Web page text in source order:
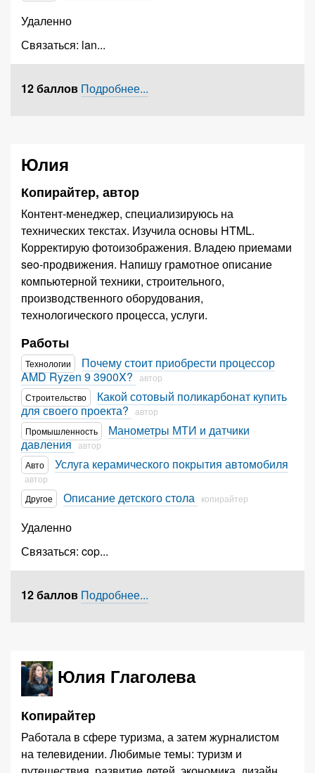
Удаленно
Связаться: lan...
12 баллов Подробнее...
Юлия
Копирайтер, автор
Контент-менеджер, специализируюсь на
технических текстах. Изучила основы HTML.
Корректирую фотоизображения. Владею приемами
seo-продвижения. Напишу грамотное описание
компьютерной техники, строительного,
производственного оборудования,
технологического процесса, услуги.
Работы
Технологии
Почему стоит приобрести процессор
AMD Ryzen 9 3900X? автор
Строительство
Какой сотовый поликарбонат купить
для своего проекта? автор
Промышленность
Манометры МТИ и датчики
давления автор
Авто
Услуга керамического покрытия автомобиля
автор
Другое
Описание детского стола копирайтер
Удаленно
Связаться: cop...
12 баллов Подробнее...
Юлия Глаголева
Копирайтер
Работала в сфере туризма, а затем журналистом
на телевидении. Любимые темы: туризм и